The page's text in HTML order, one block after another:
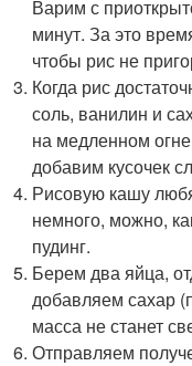
Варим с
минут. За это
чтобы рис не
Когда рис
соль, ванилин и
на медленном
добавим кусочек
Рисовую кашу
немного, можно,
пудинг.
Берем два яйца,
добавляем сахар
масса не станет
Отправляем